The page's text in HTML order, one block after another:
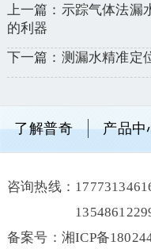
上一篇：示踪气体法漏
的利器
下一篇：测漏水精准定
了解普奇 产品中
咨询热线：
备案号：湘ICP备